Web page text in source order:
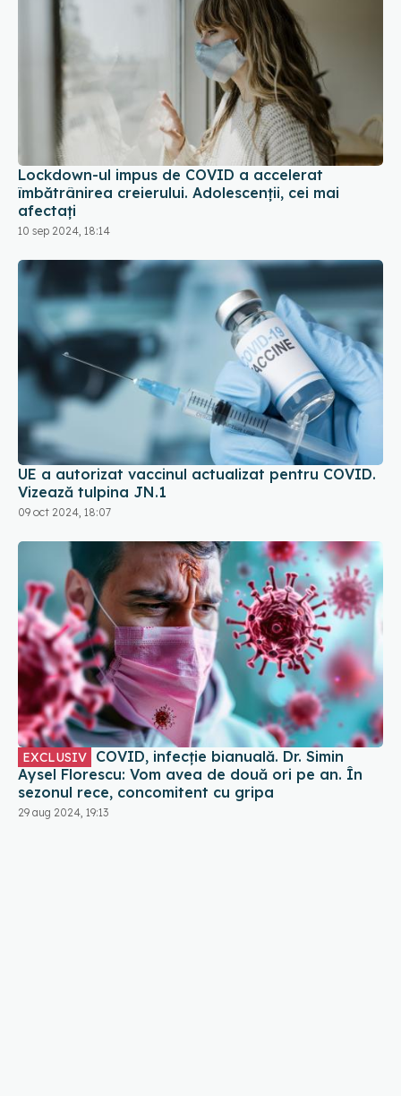
Lockdown-ul impus de COVID a accelerat
îmbătrânirea creierului. Adolescenții, cei mai
afectați
10 sep 2024, 18:14
UE a autorizat vaccinul actualizat pentru COVID.
Vizează tulpina JN.1
09 oct 2024, 18:07
EXCLUSIV
Aysel Florescu: Vom avea de două ori pe an. În
sezonul rece, concomitent cu gripa
29 aug 2024, 19:13